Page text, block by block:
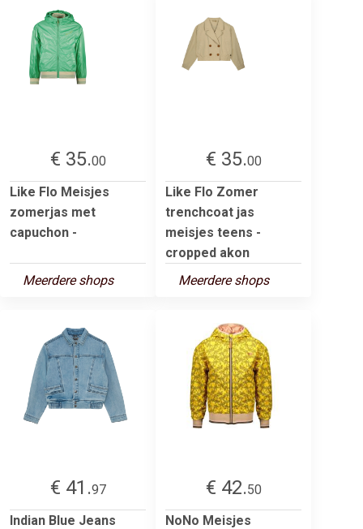
€ 35.00
Like Flo Meisjes
zomerjas met
capuchon -
Meerdere shops
€ 35.00
Like Flo Zomer
trenchcoat jas
meisjes teens -
cropped akon
Meerdere shops
€ 41.97
Indian Blue Jeans
€ 42.50
NoNo Meisjes